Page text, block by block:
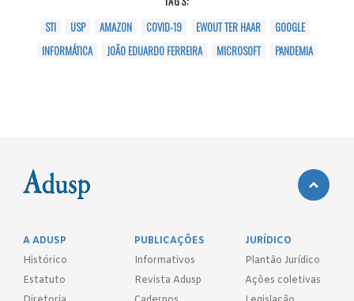
STI
USP AMAZON COVID-19 EWOUT TER HAAR
GOOGLE
INFORMÁTICA
JOÃO EDUARDO FERREIRA MICROSOFT PANDEMIA
A ADUSP
Histórico
Estatuto
PUBLICAÇÕES
Informativos
Revista Adusp
JURÍDICO
Plantão Jurídico
Ações coletivas